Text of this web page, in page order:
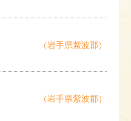
（岩手県紫波郡）
（岩手県紫波郡）